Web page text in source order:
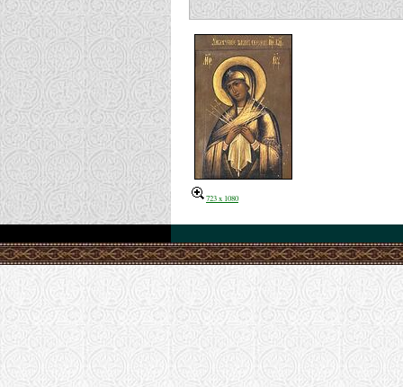
723 x 1080